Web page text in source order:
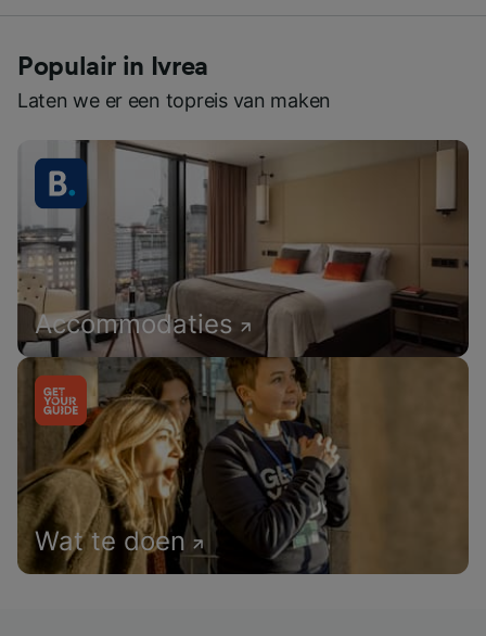
Populair in Ivrea
Laten we er een topreis van maken
Accommodaties
Wat te doen